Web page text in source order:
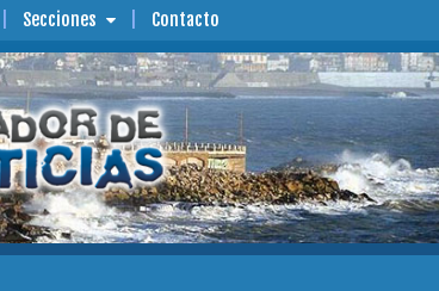
Secciones Contacto